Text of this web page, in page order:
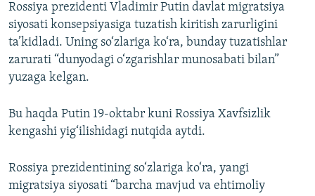
Rossiya prezidenti Vladimir Putin davlat migratsiya
siyosati konsepsiyasiga tuzatish kiritish zarurligini
ta’kidladi. Uning so‘zlariga ko‘ra, bunday tuzatishlar
zarurati “dunyodagi o‘zgarishlar munosabati bilan”
yuzaga kelgan.
Bu haqda Putin 19-oktabr kuni Rossiya Xavfsizlik
kengashi yig‘ilishidagi nutqida aytdi.
Rossiya prezidentining so‘zlariga ko‘ra, yangi
migratsiya siyosati “barcha mavjud va ehtimoliy